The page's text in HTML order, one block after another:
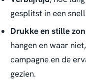
gesplitst in een
Drukke en stille
hangen en waar
campagne en de
gezien.